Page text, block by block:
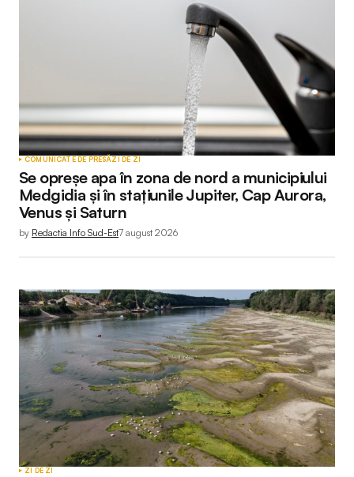
și față de cele căzute direct norocul a fost
punctele din sezonul regulat iar dacă printr-o
minune rămân în A anul sezonul ce vine sunt
candidați pentru retrogradare cu Larie și restul
Adresa ta de email nu va fi publicată. Câmpurile
obligatorii sunt marcate cu
Your Name*
Your E-mail*
COMUNICATE DE PRESĂZI DE ZI
Se opreșe apa în zona de nord a municipiului
Medgidia și în stațiunile Jupiter, Cap Aurora,
Venus și Saturn
by Redactia Info Sud-Est7 august 2026
ZI DE ZI